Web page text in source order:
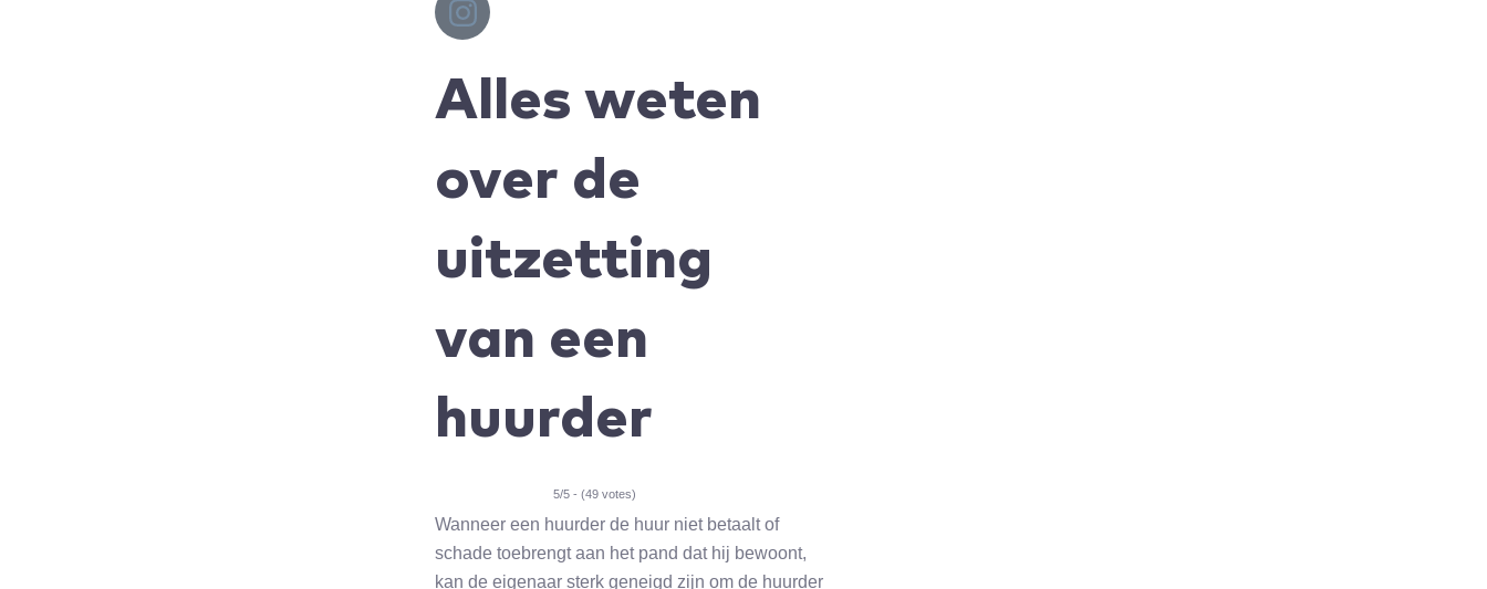
Alles weten
over de
uitzetting
van een
huurder
5/5 - (49 votes)
Wanneer een huurder de huur niet betaalt of
schade toebrengt aan het pand dat hij bewoont,
kan de eigenaar sterk geneigd zijn om de huurder